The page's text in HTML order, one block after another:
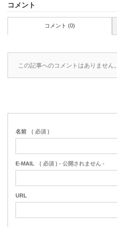
コメント
コメント (0)
この記事へのコメントはありません。
名前 ( 必須 )
E-MAIL ( 必須 ) - 公開されません -
URL